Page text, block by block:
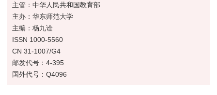
主管：中华人民共和国教育部
主办：华东师范大学
主编：杨九诠
ISSN 1000-5560
CN 31-1007/G4
邮发代号：4-395
国外代号：Q4096